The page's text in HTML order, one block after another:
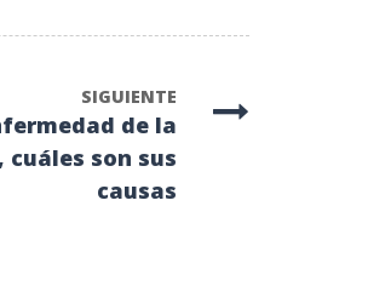
SIGUIENTE
de la
son sus
causas